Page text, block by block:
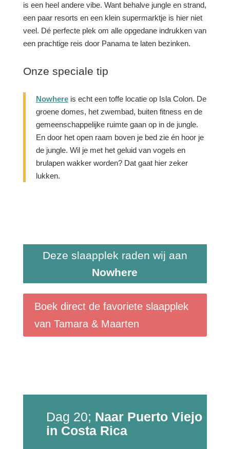
is een heel andere vibe. Want behalve jungle en strand,
een paar resorts en een klein supermarktje is hier niet
veel. Dé perfecte plek om alle opgedane indrukken van
een prachtige reis door Panama te laten bezinken.
Onze speciale tip
Nowhereis echt een toffe locatie op Isla Colon. De
groene domes, het zwembad, buiten fitness en de
gemeenschappelijke ruimte gaan op in de jungle.
En door het open raam boven je bed zie én hoor je
de jungle. Wil je met het geluid van vogels en
brulapen wakker worden? Dat gaat hier zeker
lukken.
Deze slaapplek raden wij aan
Nowhere
Boek direct de favoriete slaapplek
van Tamara & Maarten
Dag 20; Naar Puerto Viejo
in Costa Rica